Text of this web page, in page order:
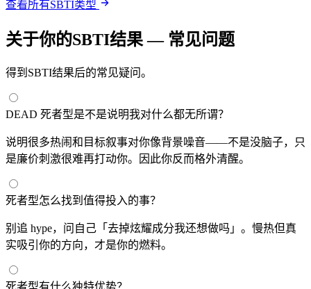
查看所有SBTI类型
关于你的SBTI结果 — 常见问题
得到SBTI结果后的常见疑问。
DEAD 死者型是不是说明我对什么都无所谓？
说明很多热闹和目标叙事对你像背景噪音——不是没脑子，只
是廉价刺激很难再打动你。因此你反而格外清醒。
死者型怎么找到值得投入的事？
别追 hype，问自己「去掉炫耀成分我还想做吗」。慢热但真
实吸引你的方向，才是你的燃料。